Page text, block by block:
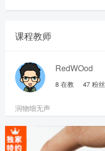
课程教师
RedWOod
8 在教 47 粉丝
润物细无声